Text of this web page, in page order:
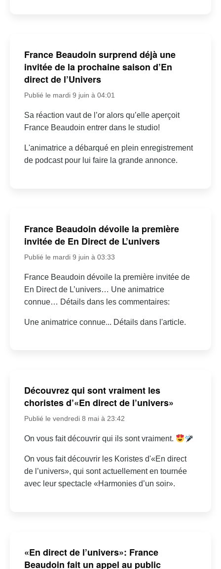
France Beaudoin surprend déjà une
invitée de la prochaine saison d’En
direct de l’Univers
Publié le mardi 9 juin à 04:01
Sa réaction vaut de l’or alors qu’elle aperçoit
France Beaudoin entrer dans le studio!
L'animatrice a débarqué en plein enregistrement
de podcast pour lui faire la grande annonce.
France Beaudoin dévoile la première
invitée de En Direct de L’univers
Publié le mardi 9 juin à 03:33
France Beaudoin dévoile la première invitée de
En Direct de L’univers… Une animatrice
connue… Détails dans les commentaires:
Une animatrice connue... Détails dans l'article.
Découvrez qui sont vraiment les
choristes d’«En direct de l’univers»
Publié le vendredi 8 mai à 23:42
On vous fait découvrir qui ils sont vraiment.
On vous fait découvrir les Koristes d'«En direct
de l’univers», qui sont actuellement en tournée
avec leur spectacle «Harmonies d’un soir».
«En direct de l’univers»: France
Beaudoin fait un appel au public